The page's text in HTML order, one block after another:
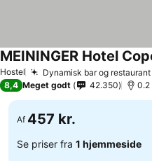
Hostel Dynamisk bar og restaurant
MEININGER Hotel
8,4 Meget godt 42.350 0.2
Af 457 kr.
Se priser fra 1 hjemmeside